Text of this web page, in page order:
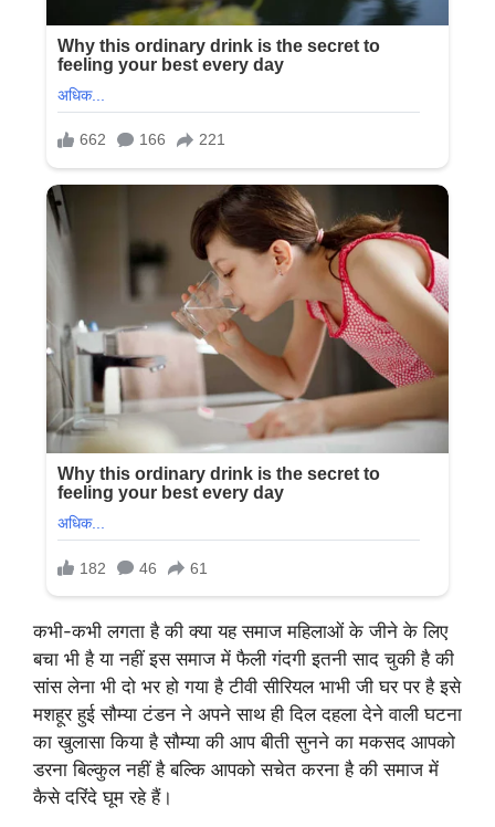
कभी-कभी लगता है की क्या यह समाज महिलाओं के जीने के लिए
बचा भी है या नहीं इस समाज में फैली गंदगी इतनी साद चुकी है की
सांस लेना भी दो भर हो गया है टीवी सीरियल भाभी जी घर पर है इसे
मशहूर हुई सौम्या टंडन ने अपने साथ ही दिल दहला देने वाली घटना
का खुलासा किया है सौम्या की आप बीती सुनने का मकसद आपको
डरना बिल्कुल नहीं है बल्कि आपको सचेत करना है की समाज में
कैसे दरिंदे घूम रहे हैं।